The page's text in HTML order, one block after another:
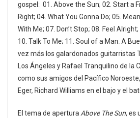
gospel: 01. Above the Sun; 02. Start a
Right; 04. What You Gonna Do; 05.
With Me; 07. Don’t Stop; 08. Feel
10. Talk To Me; 11. Soul of a Man. A
vez más los galardonados guitarristas
Los Ángeles y Rafael Tranquilino de la
como sus amigos del Pacífico
Eger, Richard Williams en el bajo y el
El tema de aperturaAbove The Sun, es